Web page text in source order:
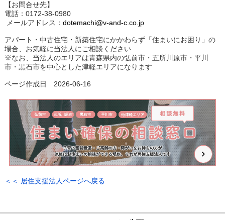
【お問合せ先】
電話：0172-38-0980
メールアドレス： dotemachi@v-and-c.co.jp
アパート・中古住宅・新築住宅にかかわらず「住まいにお困り」の
場合、お気軽に当法人にご相談ください
※なお、当法人のエリアは青森県内の弘前市・五所川原市・平川
市・黒石市を中心とした津軽エリアになります
ページ作成日 2026-06-16
＜＜ 居住支援法人ページへ戻る